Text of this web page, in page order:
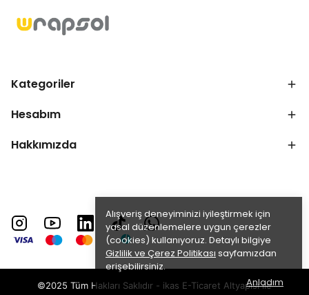
Alışveriş deneyiminizi iyileştirmek için
yasal düzenlemelere uygun çerezler
(cookies) kullanıyoruz. Detaylı bilgiye
Gizlilik ve Çerez Politikası sayfamızdan
erişebilirsiniz.
Anladım
Kategoriler
Hesabım
Hakkımızda
©2025 Tüm Hakları Saklıdır - ikas E-Ticaret Altyapısı ile